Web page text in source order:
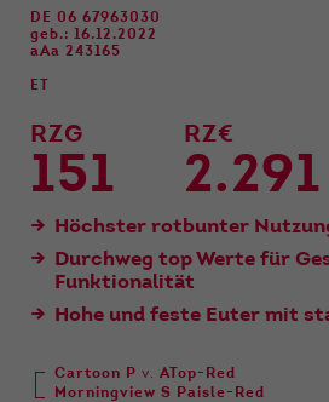
DE 06 67963030
geb.: 16.12.2022
aAa 243165
ET
RZG
151
RZ€
2.291
Höchster rotbunter
Durchweg top Werte für
Funktionalität
Hohe und feste Euter mit
Cartoon P v. ATop-Red
Morningview S Paisle-Red
Anbieter
Zweck Cookie
Externe Inhalte
Inhalte, um Ihnen zusätzliche